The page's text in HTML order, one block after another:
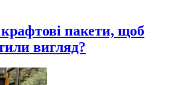
крафтові пакети, щоб
вигляд?